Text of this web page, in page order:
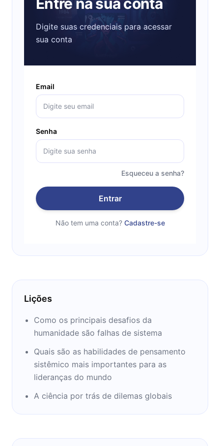
Digite suas credenciais para acessar
sua conta
Email
Senha
Esqueceu a senha?
Entrar
Não tem uma conta? Cadastre-se
Lições
Como os principais desafios da
humanidade são falhas de sistema
Quais são as habilidades de pensamento
sistêmico mais importantes para as
lideranças do mundo
A ciência por trás de dilemas globais